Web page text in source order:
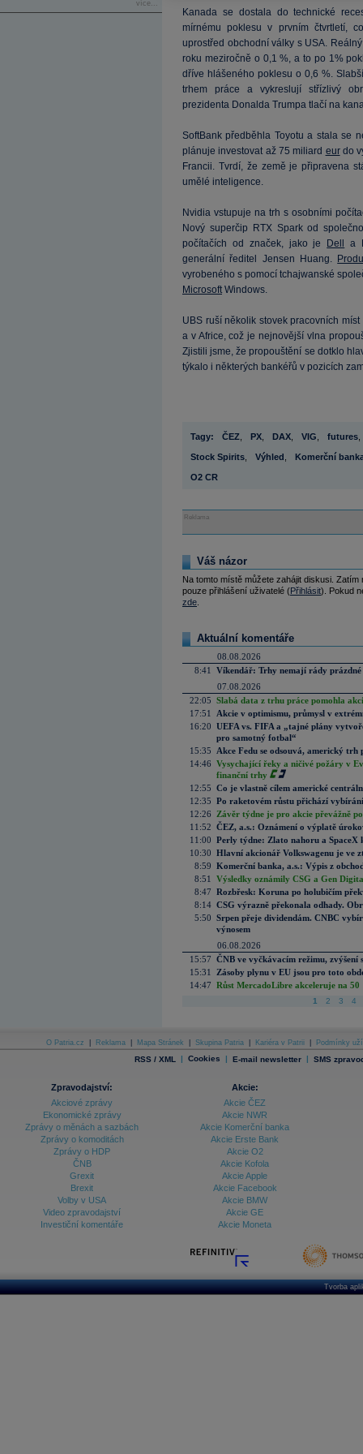
více...
Kanada se dostala do technické
mírnému poklesu v prvním čtvrtletí,
uprostřed obchodní války s USA.
roku meziročně o 0,1 %, a to po 1%
dříve hlášeného poklesu o 0,6 %.
trhem práce a vykreslují střízlivý
prezidenta Donalda Trumpa tlačí na
SoftBank předběhla Toyotu a stala se
plánuje investovat až 75 miliard eurdo
Francii. Tvrdí, že země je připravena
umělé inteligence.
Nvidia vstupuje na trh s osobními
Nový superčip RTX Spark od
počítačích od značek, jako je
Dell
a
generální ředitel Jensen Huang.
vyrobeného s pomocí tchajwanské
MicrosoftWindows.
UBS ruší několik stovek pracovních
a v Africe, což je nejnovější vlna
Zjistili jsme, že propouštění se dotklo
týkalo i některých bankéřů v pozicích
Tagy: ČEZ PX DAX VIG futures
Stock Spirits Výhled Komerční
O2 CR
Reklama
Váš názor
Na tomto místě můžete zahájit diskusi.
pouze přihlášení uživatelé (Přihlásit). Pokud
zde
Aktuální komentáře
08.08.2026
8:41
Víkendář: Trhy nemají rády prázdné
07.08.2026
22:05 Slabá data z trhu práce pomohla
17:51
Akcie v optimismu, průmysl v
16:20 UEFA vs. FIFA a „tajné plány
pro samotný fotbal“
15:35
Akce Fedu se odsouvá, americký
14:46 Vysychající řeky a ničivé požáry v
finanční trhy
12:55 Co je vlastně cílem americké
12:35 Po raketovém růstu přichází
12:26
Závěr týdne je pro akcie převážně
11:52 ČEZ, a.s.: Oznámení o výplatě
11:00 Perly týdne: Zlato nahoru a SpaceX
10:30 Hlavní akcionář Volkswagenu je ve
8:59 Komerční banka, a.s.: Výpis z
8:51
Výsledky oznámily CSG a Gen
8:47 Rozbřesk: Koruna po holubičím
8:14 CSG výrazně překonala odhady.
5:50 Srpen přeje dividendám. CNBC
výnosem
06.08.2026
15:57 ČNB ve vyčkávacím režimu, zvýšení
15:31
Zásoby plynu v EU jsou pro toto
14:47 Růst MercadoLibre akceleruje na
1 2 3 4
O Patria.cz Reklama Mapa Stránek Skupina Patria Kariéra v Patrii Podmínky
RSS / XML | Cookies | E-mail newsletter | SMS
Zpravodajství:
Akciové zprávy
Ekonomické zprávy
Zprávy o měnách a sazbách
Zprávy o komoditách
Zprávy o HDP
ČNB
Grexit
Brexit
Volby v USA
Video zpravodajství
Investiční komentáře
Akcie:
Akcie ČEZ
Akcie NWR
Akcie Komerční banka
Akcie Erste Bank
Akcie O2
Akcie Kofola
Akcie Apple
Akcie Facebook
Akcie BMW
Akcie GE
Akcie Moneta
Tvorba